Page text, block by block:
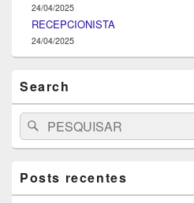
24/04/2025
RECEPCIONISTA
24/04/2025
Search
Search
for:
Pesquisar
Posts recentes